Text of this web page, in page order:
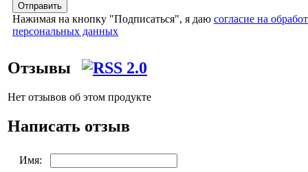
Отправить
Нажимая на кнопку "Подписаться", я даю согласие на
персональных данных
Отзывы
Нет отзывов об этом продукте
Написать отзыв
Имя: